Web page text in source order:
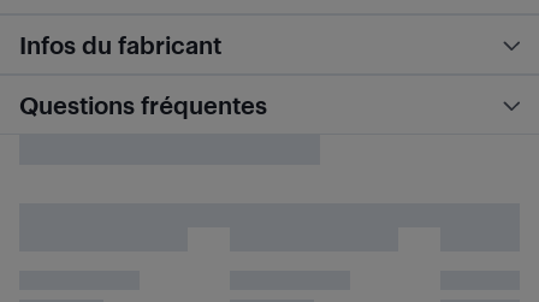
Infos du fabricant
Questions fréquentes